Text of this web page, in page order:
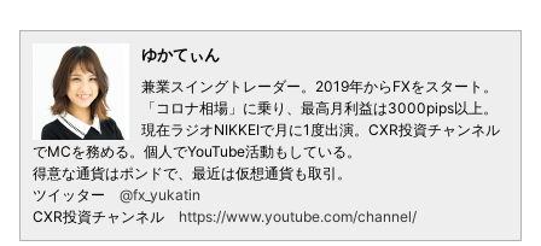
ゆかてぃん
兼業スイングトレーダー。2019年からFXをスタート。
「コロナ相場」に乗り、最高月利益は3000pips以上。
現在ラジオNIKKEIで月に1度出演。CXR投資チャンネル
でMCを務める。個人でYouTube活動もしている。
得意な通貨はポンドで、最近は仮想通貨も取引。
ツイッター @fx_yukatin
CXR投資チャンネル https://www.youtube.com/channel/